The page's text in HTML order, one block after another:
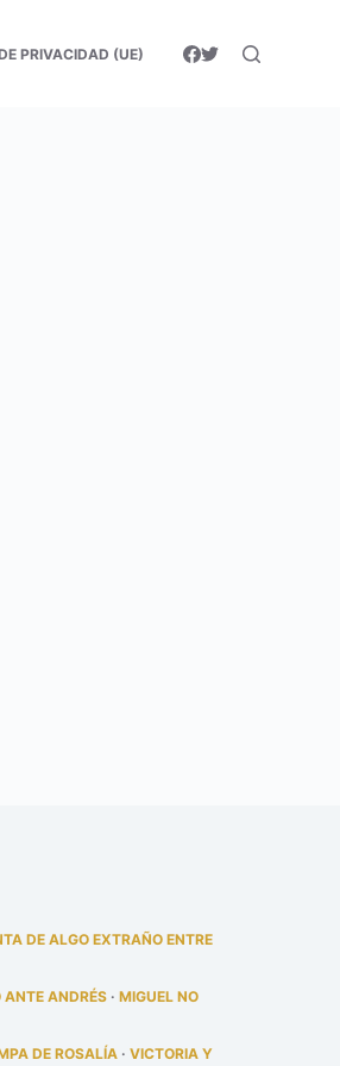
PRIVACIDAD (UE)
DE ALGO EXTRAÑO ENTRE
ANTE ANDRÉS ·MIGUEL NO
DE ROSALÍA ·VICTORIA Y